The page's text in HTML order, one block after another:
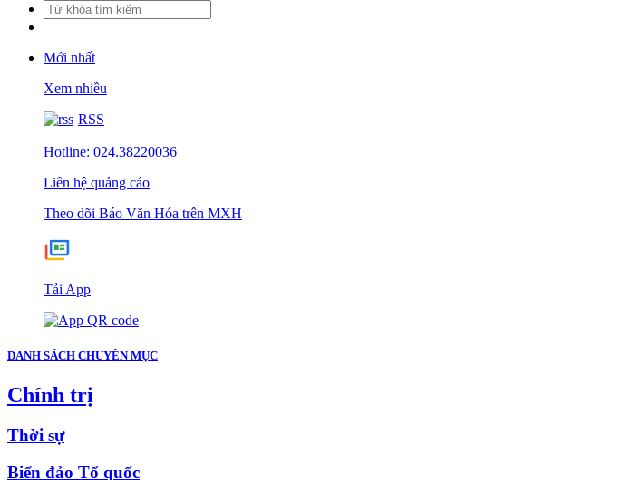
Mới nhất
Xem nhiều
RSS
Hotline: 024.38220036
Liên hệ quảng cáo
Theo dõi Báo Văn Hóa trên MXH
Tải App
DANH SÁCH CHUYÊN MỤC
Chính trị
Thời sự
Biển đảo Tổ quốc